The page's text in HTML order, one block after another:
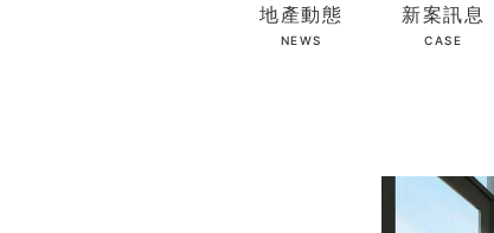
地產動態
NEWS
新案訊息
CASE